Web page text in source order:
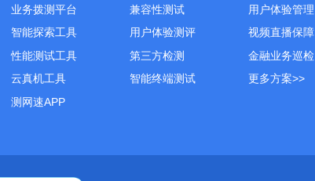
业务拨测平台
智能探索工具
性能测试工具
云真机工具
测网速APP
兼容性测试
用户体验测评
第三方检测
智能终端测试
用户体验管理
视频直播保障
金融业务巡检
更多方案>>